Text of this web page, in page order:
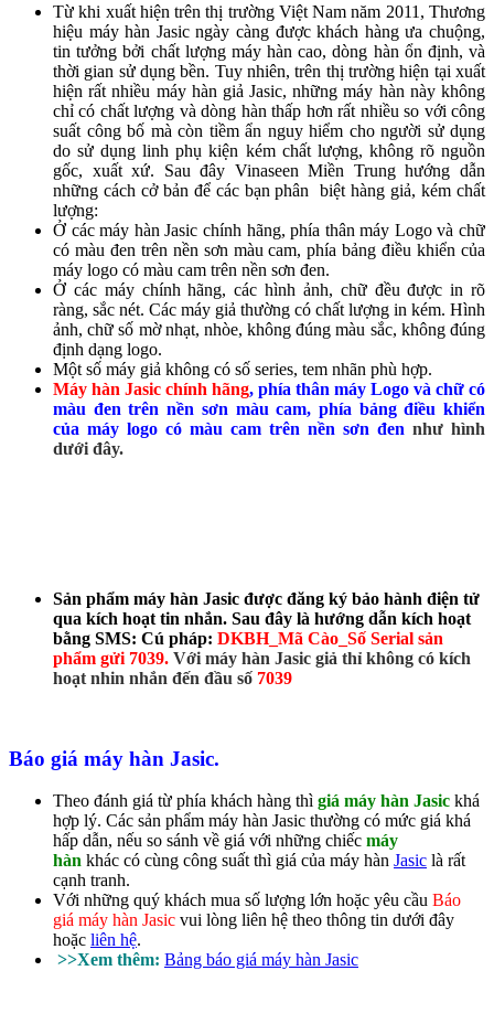
Từ khi xuất hiện trên thị trường Việt Nam năm 2011, Thương
hiệu máy hàn Jasic ngày càng được khách hàng ưa chuộng,
tin tưởng bởi chất lượng máy hàn cao, dòng hàn ổn định, và
thời gian sử dụng bền. Tuy nhiên, trên thị trường hiện tại xuất
hiện rất nhiều máy hàn giả Jasic, những máy hàn này không
chỉ có chất lượng và dòng hàn thấp hơn rất nhiều so với công
suất công bố mà còn tiềm ẩn nguy hiểm cho người sử dụng
do sử dụng linh phụ kiện kém chất lượng, không rõ nguồn
gốc, xuất xứ. Sau đây Vinaseen Miền Trung hướng dẫn
những cách cở bản để các bạn phân biệt hàng giả, kém chất
lượng:
Ở các máy hàn Jasic chính hãng, phía thân máy Logo và chữ
có màu đen trên nền sơn màu cam, phía bảng điều khiển của
máy logo có màu cam trên nền sơn đen.
Ở các máy chính hãng, các hình ảnh, chữ đều được in rõ
ràng, sắc nét. Các máy giả thường có chất lượng in kém. Hình
ảnh, chữ số mờ nhạt, nhòe, không đúng màu sắc, không đúng
định dạng logo.
Một số máy giả không có số series, tem nhãn phù hợp.
Máy hàn Jasic chính hãng, phía thân máy Logo và chữ có
màu đen trên nền sơn màu cam, phía bảng điều khiển
của máy logo có màu cam trên nền sơn đen như hình
dưới đây.
Sản phẩm máy hàn Jasic được đăng ký bảo hành điện tử
qua kích hoạt tin nhắn. Sau đây là hướng dẫn kích hoạt
bằng SMS: Cú pháp: DKBH_Mã Cào_Số Serial sản
phẩm gửi 7039. Với máy hàn Jasic giả thỉ không có kích
hoạt nhin nhắn đến đầu số 7039
Báo giá máy hàn Jasic.
Theo đánh giá từ phía khách hàng thì giá máy hàn Jasic khá
hợp lý. Các sản phẩm máy hàn Jasic thường có mức giá khá
hấp dẫn, nếu so sánh về giá với những chiếc máy
hàn khác có cùng công suất thì giá của máy hàn Jasic là rất
cạnh tranh.
Với những quý khách mua số lượng lớn hoặc yêu cầu Báo
giá máy hàn Jasic vui lòng liên hệ theo thông tin dưới đây
hoặc liên hệ.
>>Xem thêm: Bảng báo giá máy hàn Jasic